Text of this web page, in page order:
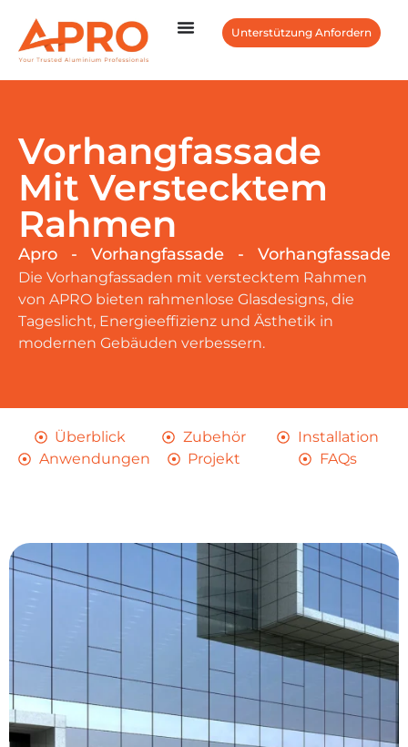
Unterstützung Anfordern
Vorhangfassade
Mit Verstecktem
Rahmen
Apro - Vorhangfassade - Vorhangfassade
Die Vorhangfassaden mit verstecktem Rahmen
von APRO bieten rahmenlose Glasdesigns, die
Tageslicht, Energieeffizienz und Ästhetik in
modernen Gebäuden verbessern.
Überblick Zubehör
Installation
Anwendungen
Projekt FAQs